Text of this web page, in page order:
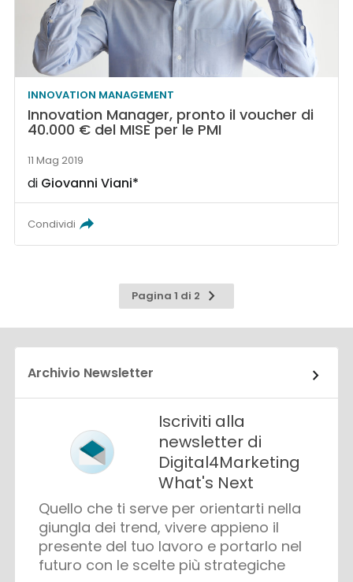
INNOVATION MANAGEMENT
Innovation Manager, pronto il voucher di
40.000 € del MISE per le PMI
11 Mag 2019
di Giovanni Viani*
Condividi
Pagina 1 di 2
Pagina
successiva
Archivio Newsletter
Iscriviti alla
newsletter di
Digital4Marketing
What's Next
Quello che ti serve per orientarti nella
giungla dei trend, vivere appieno il
presente del tuo lavoro e portarlo nel
futuro con le scelte più strategiche